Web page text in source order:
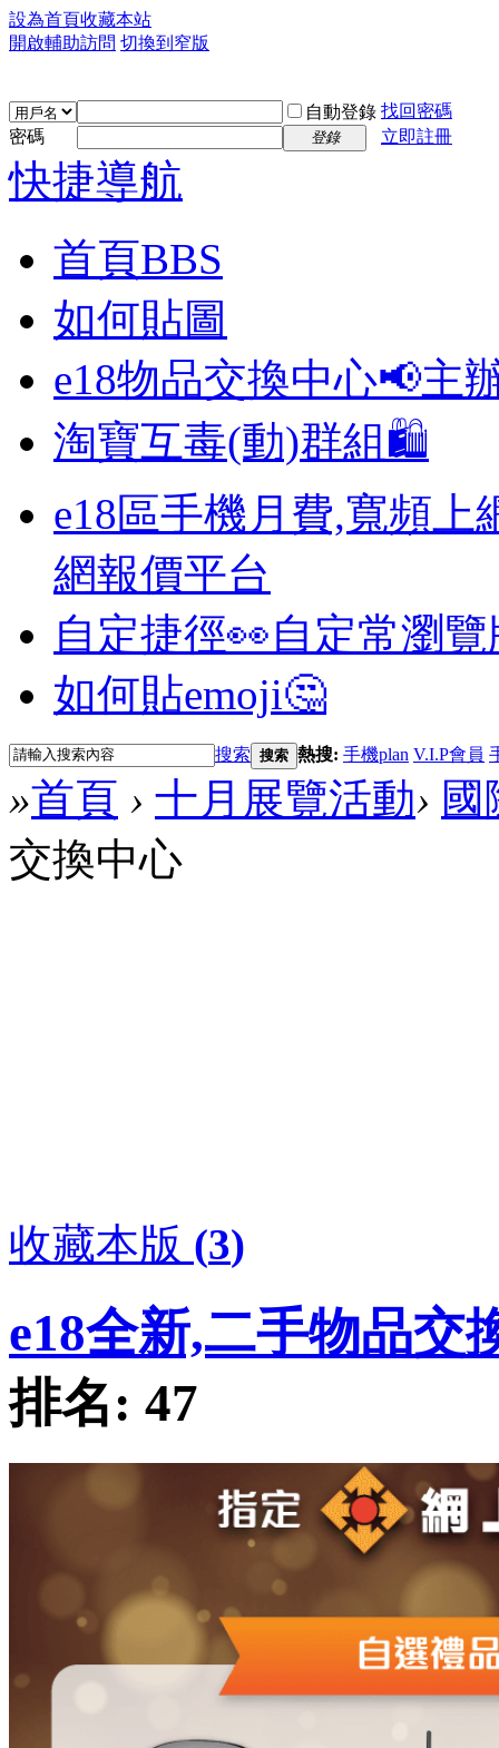
設為首頁收藏本站
開啟輔助訪問 切換到窄版
自動登錄 找回密碼
密碼
登錄 立即註冊
快捷導航
首頁BBS
如何貼圖
e18物品交換中心📢主
淘寶互毒(動)群組🛍️
e18區手機月費,寬頻上
網報價平台
自定捷徑👀自定常瀏
如何貼emoji🤔
搜索 搜索 熱搜: 手機plan V.I.P會員
»首頁 › 十月展覽活動› 國
交換中心
收藏本版 (3)
e18全新,二手物品交
排名: 47